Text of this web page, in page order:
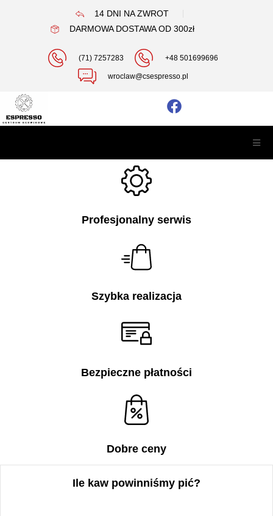
14 DNI NA ZWROT
DARMOWA DOSTAWA OD 300zł
(71) 7257283 +48 501699696
wroclaw@csespresso.pl
Profesjonalny serwis
Szybka realizacja
Bezpieczne płatności
Dobre ceny
Ile kaw powinniśmy pić?